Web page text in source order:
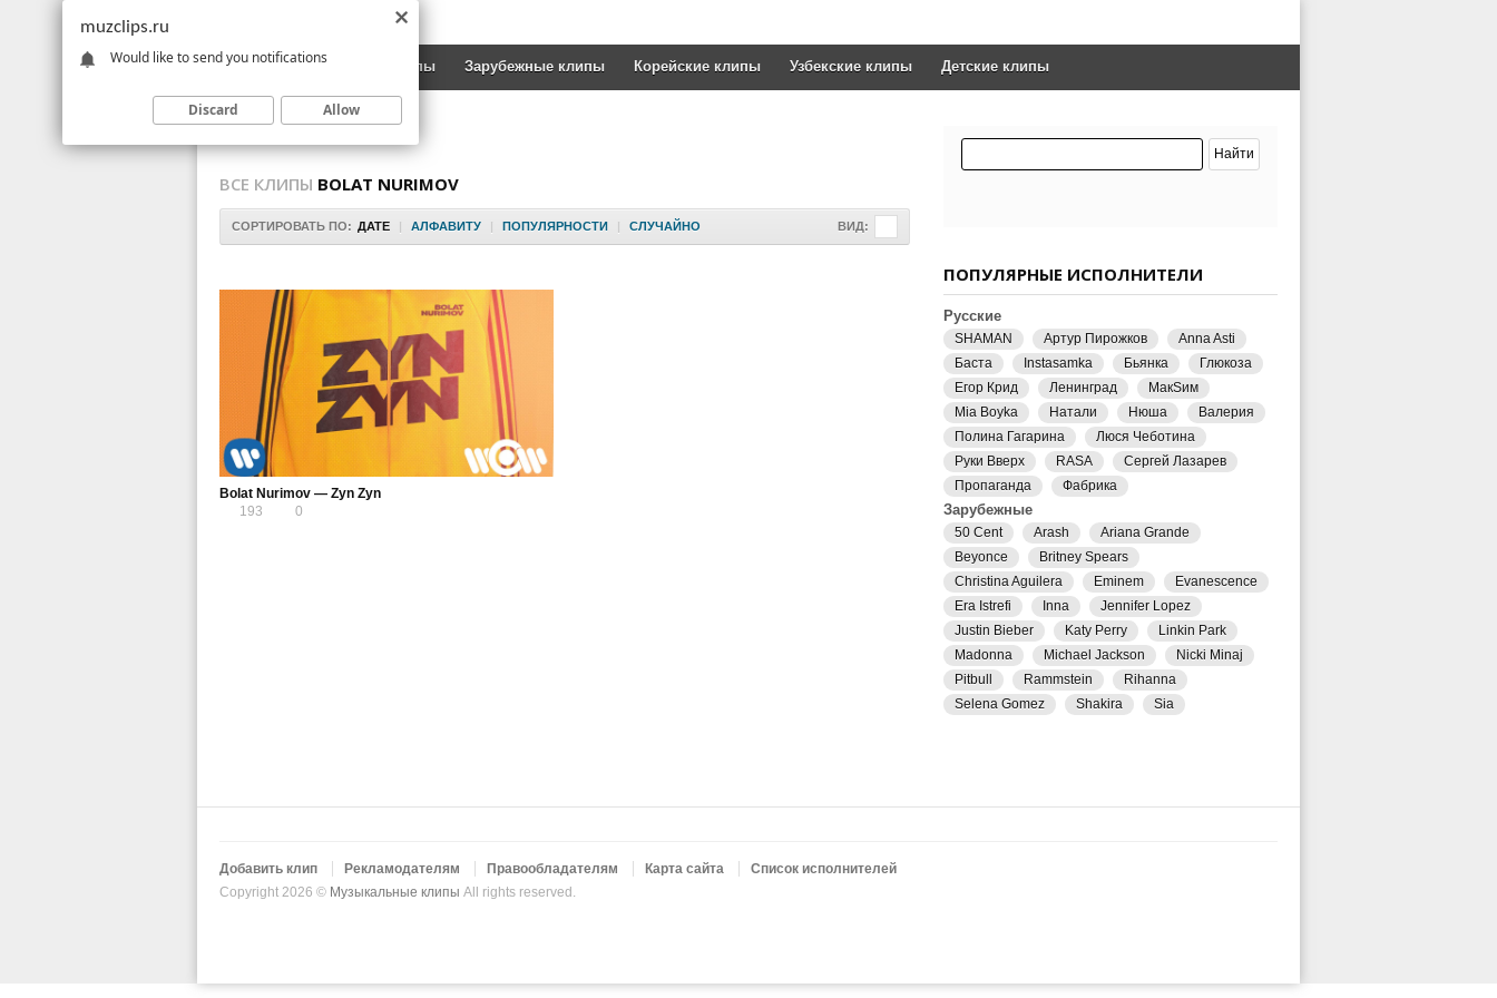
Новинки Русские клипы Зарубежные клипы Корейские клипы Узбекские клипы Детские клипы
ВСЕ КЛИПЫ BOLAT NURIMOV
СОРТИРОВАТЬ ПО: ДАТЕ | АЛФАВИТУ | ПОПУЛЯРНОСТИ | СЛУЧАЙНО ВИД:
Bolat Nurimov — Zyn Zyn
193
0
ПОПУЛЯРНЫЕ ИСПОЛНИТЕЛИ
Русские
SHAMAN Артур Пирожков
Anna Asti
Баста
Instasamka Бьянка
Глюкоза
Егор Крид
Ленинград
МакSим
Mia Boyka
Натали Нюша
Валерия
Полина Гагарина
Люся Чеботина
Руки Вверх
RASA
Сергей Лазарев
Пропаганда
Фабрика
Зарубежные
50 Cent Arash
Ariana Grande
Beyonce
Britney Spears
Christina Aguilera
Eminem
Evanescence
Era Istrefi
Inna
Jennifer Lopez
Justin Bieber
Katy Perry
Linkin Park
Madonna
Michael Jackson
Nicki Minaj
Pitbull
Rammstein
Rihanna
Selena Gomez
Shakira Sia
Добавить клип Рекламодателям Правообладателям Карта сайта
Список исполнителей
Copyright 2026 © Музыкальные клипы All rights reserved.
muzclips.ru
Would like to send you notifications
Discard Allow